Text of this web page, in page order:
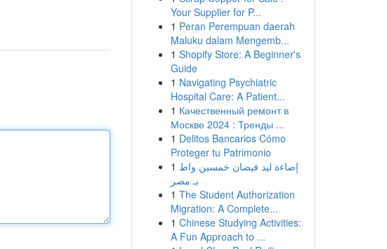
Your Supplier for P...
1 Peran Perempuan daerah
Maluku dalam Mengemb...
1 Shopify Store: A Beginner's
Guide
1 Navigating Psychiatric
Hospital Care: A Patient...
1 Качественный ремонт в
Москве 2024 : Тренды ...
1 Delitos Bancarios Cómo
Proteger tu Patrimonio
1 إضاءة ليد فيضان خمسين واط
بـ مصر
1 The Student Authorization
Migration: A Complete...
1 Chinese Studying Activities:
A Fun Approach to ...